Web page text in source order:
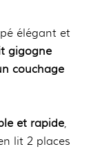
élégant et
gigogne
couchage
et rapide,
lit 2 places